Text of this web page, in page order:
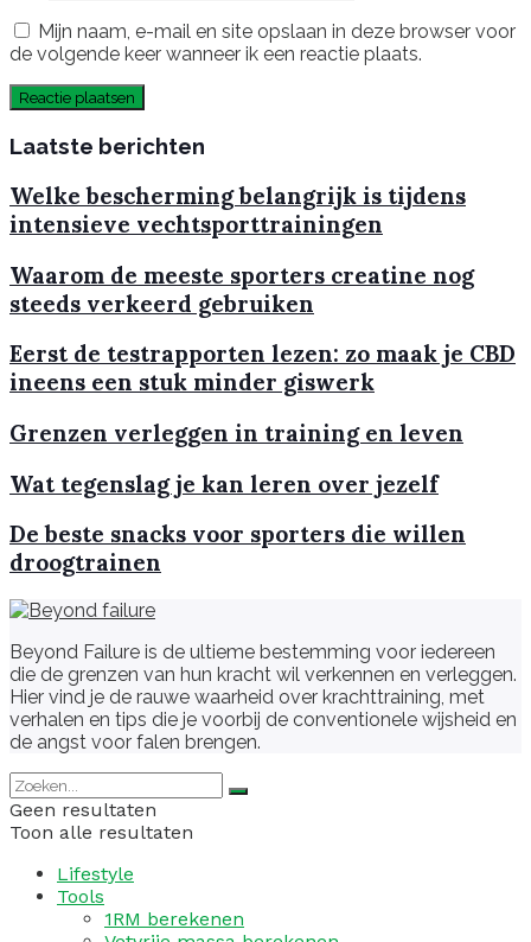
Mijn naam, e-mail en site opslaan in deze browser voor
de volgende keer wanneer ik een reactie plaats.
Laatste berichten
Welke bescherming belangrijk is tijdens
intensieve vechtsporttrainingen
Waarom de meeste sporters creatine nog
steeds verkeerd gebruiken
Eerst de testrapporten lezen: zo maak je CBD
ineens een stuk minder giswerk
Grenzen verleggen in training en leven
Wat tegenslag je kan leren over jezelf
De beste snacks voor sporters die willen
droogtrainen
Beyond Failure is de ultieme bestemming voor iedereen
die de grenzen van hun kracht wil verkennen en verleggen.
Hier vind je de rauwe waarheid over krachttraining, met
verhalen en tips die je voorbij de conventionele wijsheid en
de angst voor falen brengen.
Geen resultaten
Toon alle resultaten
Lifestyle
Tools
1RM berekenen